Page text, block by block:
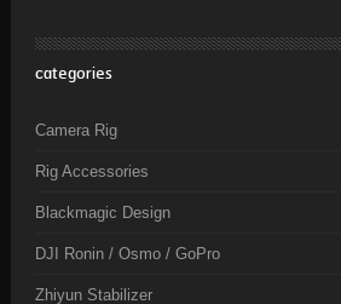
categories
Camera Rig
Rig Accessories
Blackmagic Design
DJI Ronin / Osmo / GoPro
Zhiyun Stabilizer